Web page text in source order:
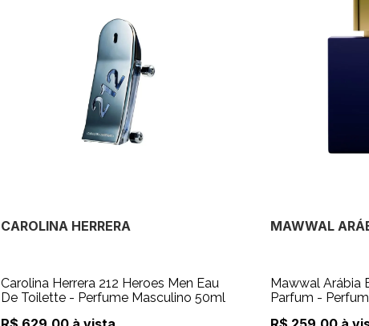
CAROLINA HERRERA
Carolina Herrera 212 Heroes Men Eau
De Toilette - Perfume Masculino 50ml
MAWWAL
Mawwal Arábia
Parfum -